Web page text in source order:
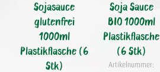
Sojasauce
glutenfrei
1000ml
Plastikflasche (6
Stk)
Soja Sauce
BIO 1000ml
Plastikflasche
(6 Stk)
Artikelnummer: